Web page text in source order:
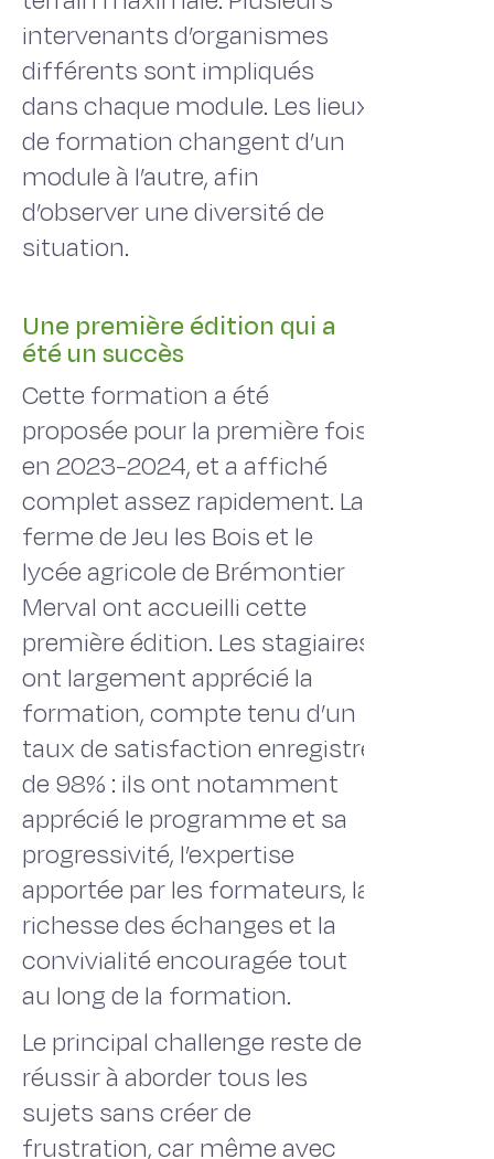
intervenants d’organismes
différents sont impliqués
dans chaque module. Les lieux
de formation changent d’un
module à l’autre, afin
d’observer une diversité de
situation.
Une première édition qui a
été un succès
Cette formation a été
proposée pour la première fois
en 2023-2024, et a affiché
complet assez rapidement. La
ferme de Jeu les Bois et le
lycée agricole de Brémontier
Merval ont accueilli cette
première édition. Les stagiaires
ont largement apprécié la
formation, compte tenu d’un
taux de satisfaction enregistré
de 98% : ils ont notamment
apprécié le programme et sa
progressivité, l’expertise
apportée par les formateurs, la
richesse des échanges et la
convivialité encouragée tout
au long de la formation.
Le principal challenge reste de
réussir à aborder tous les
sujets sans créer de
frustration, car même avec